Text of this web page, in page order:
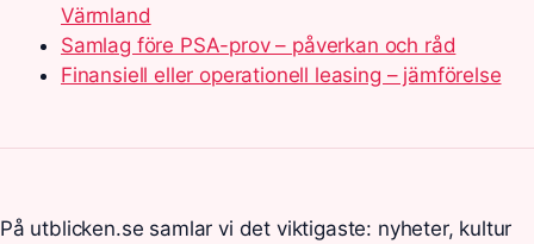
Värmland
Samlag före PSA-prov – påverkan och råd
Finansiell eller operationell leasing – jämförelse
På utblicken.se samlar vi det viktigaste: nyheter, kultur